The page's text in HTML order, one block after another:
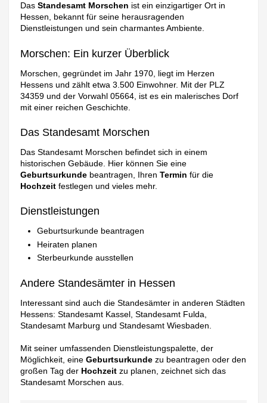
DasStandesamt Morschen ist ein einzigartiger Ort in
Hessen, bekannt für seine herausragenden
Dienstleistungen und sein charmantes Ambiente.
Morschen: Ein kurzer Überblick
Morschen, gegründet im Jahr 1970, liegt im Herzen
Hessens und zählt etwa 3.500 Einwohner. Mit der PLZ
34359 und der Vorwahl 05664, ist es ein malerisches Dorf
mit einer reichen Geschichte.
Das Standesamt Morschen
Das Standesamt Morschen befindet sich in einem
historischen Gebäude. Hier können Sie eine
Geburtsurkunde beantragen, IhrenTermin für die
Hochzeit festlegen und vieles mehr.
Dienstleistungen
Geburtsurkunde beantragen
Heiraten planen
Sterbeurkunde ausstellen
Andere Standesämter in Hessen
Interessant sind auch die Standesämter in anderen Städten
Hessens: Standesamt Kassel, Standesamt Fulda,
Standesamt Marburg und Standesamt Wiesbaden.
Mit seiner umfassenden Dienstleistungspalette, der
Möglichkeit, eineGeburtsurkunde zu beantragen oder den
großen Tag der Hochzeit zu planen, zeichnet sich das
Standesamt Morschen aus.